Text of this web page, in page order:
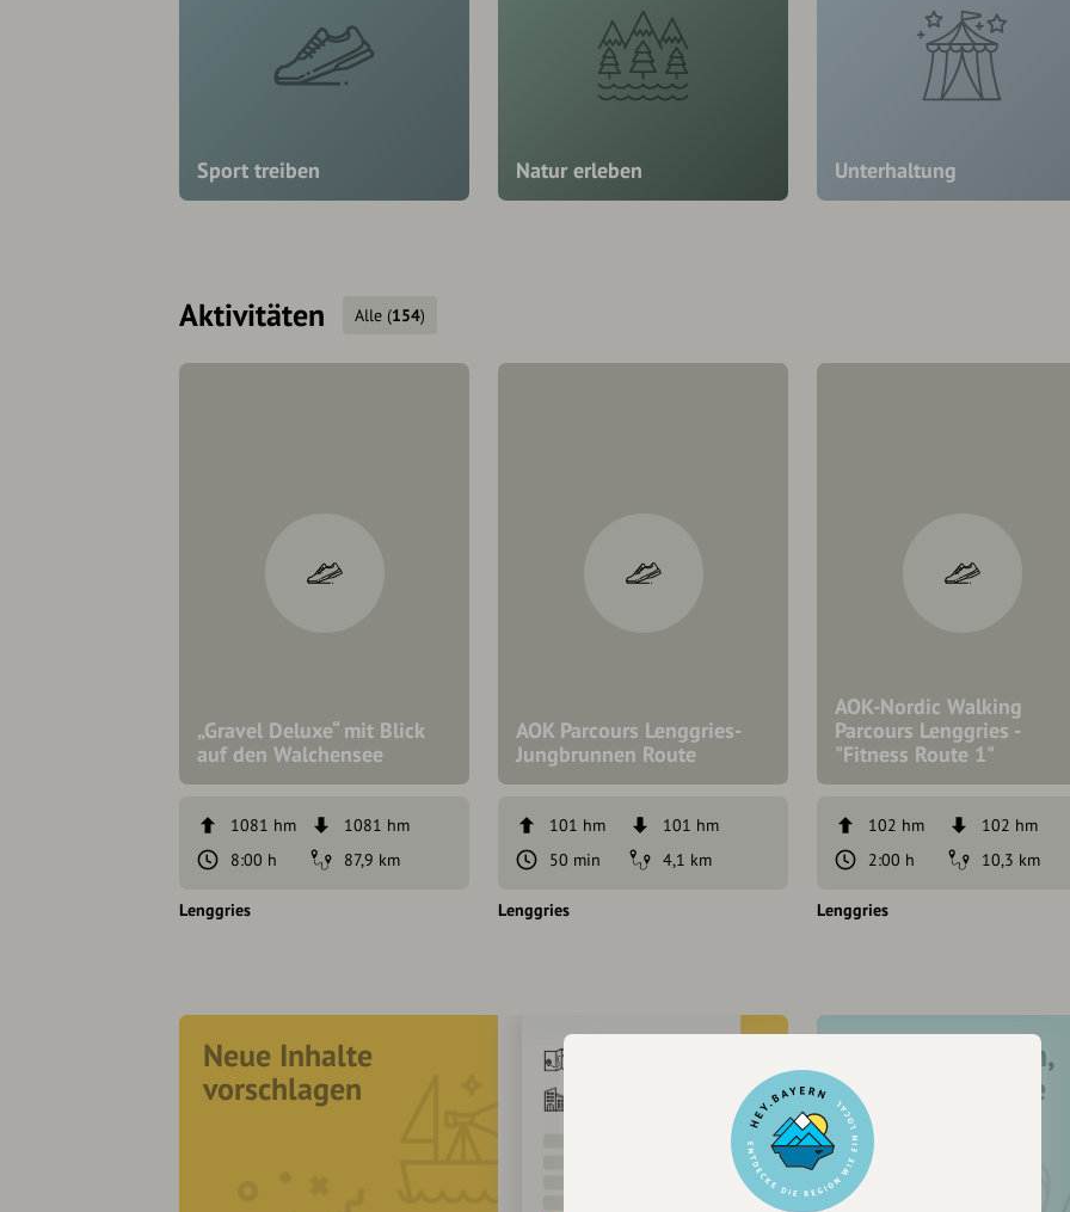
Sport treiben Natur erleben Unterhaltung
Aktivitäten Alle (154)
„Gravel Deluxe“ mit Blick
auf den Walchensee
1081 hm
1081 hm
8:00 h
87,9 km
Lenggries
AOK Parcours Lenggries-
Jungbrunnen Route
101 hm
101 hm
50 min
4,1 km
Lenggries
AOK-Nordic Walking
Parcours Lenggries -
"Fitness Route 1"
102 hm
102 hm
2:00 h
10,3 km
Lenggries
Neue Inhalte
vorschlagen
Registriere dich,
um dir Einträge
zu merken